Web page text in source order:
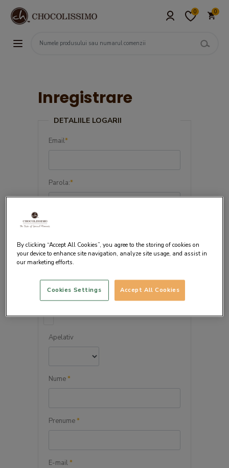
0 0
Inregistrare
DETALIILE LOGARII
Email*
Parola:*
Confirma parola:
DETALIILE PERSONALE
Apelativ
Nume*
Prenume*
E-mail*
By clicking “Accept All Cookies”, you agree to the storing of cookies on
your device to enhance site navigation, analyze site usage, and assist in
our marketing efforts.
Accept All Cookies
Cookies Settings